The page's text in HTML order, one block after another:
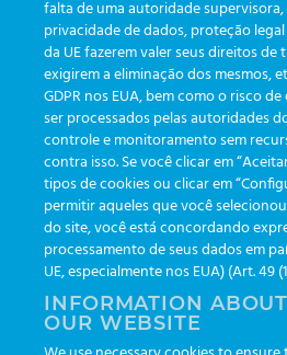
CAÇA AO
Tarefa
falta de uma autoridade
privacidade de dados, proteção
da UE fazerem valer seus direitos
exigirem a eliminação dos mesmos,
GDPR nos EUA, bem como o risco
ser processados pelas autoridades
controle e monitoramento sem
contra isso. Se você clicar em
tipos de cookies ou clicar em
permitir aqueles que você
do site, você está concordando
processamento de seus dados em
UE, especialmente nos EUA) (Art. 49
INFORMATION
OUR WEBSITE